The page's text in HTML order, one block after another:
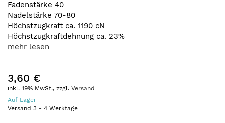
Fadenstärke 40
Nadelstärke 70-80
Höchstzugkraft ca. 1190 cN
Höchstzugkraftdehnung ca. 23%
mehr lesen
3,60 €
inkl. 19% MwSt., zzgl. Versand
Auf Lager
Versand 3 - 4 Werktage